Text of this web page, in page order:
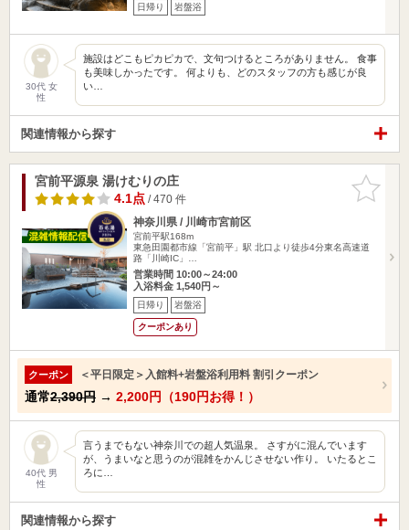
日帰り 岩盤浴
30代 女
性
施設はどこもピカピカで、文句つけるところがありません。 食事
も美味しかったです。 何よりも、どのスタッフの方も感じが良
い…
関連情報から探す
お気に入
りに追加
宮前平源泉 湯けむりの庄
4.1点/ 470 件
神奈川県 / 川崎市宮前区
宮前平駅168m
東急田園都市線「宮前平」駅 北口より徒歩4分東名高速道
路「川崎IC」…
営業時間 10:00～24:00
入浴料金 1,540円～
日帰り 岩盤浴
クーポンあり
クーポン ＜平日限定＞入館料+岩盤浴利用料 割引クーポン
通常2,390円 → 2,200円（190円お得！）
40代 男
性
言うまでもない神奈川での超人気温泉。 さすがに混んでいます
が、うまいなと思うのが混雑をかんじさせない作り。 いたるとこ
ろに…
関連情報から探す